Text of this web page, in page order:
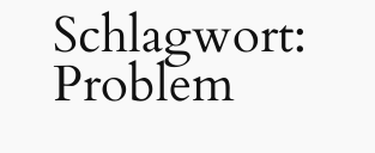
Schlagwort:
Problem